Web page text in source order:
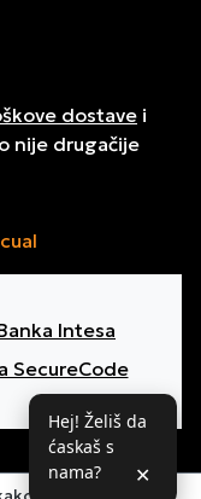
Hej! Želiš da
ćaskaš s
nama?
✕
dostave i
nije drugačije